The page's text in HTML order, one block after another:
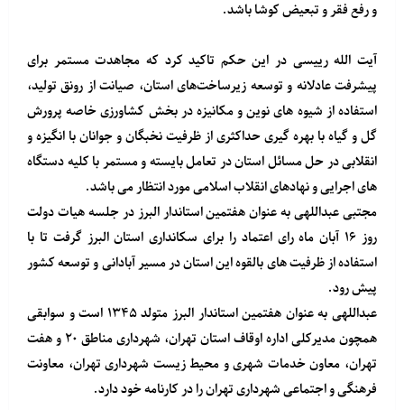
و رفع فقر و تبعیض کوشا باشد.
آیت الله رییسی در این حکم تاکید کرد که مجاهدت مستمر برای
پیشرفت عادلانه و توسعه زیرساخت‌های استان، صیانت از رونق تولید،
استفاده از شیوه های نوین و مکانیزه در بخش کشاورزی خاصه پرورش
گل و گیاه با بهره گیری حداکثری از ظرفیت نخبگان و جوانان با انگیزه و
انقلابی در حل مسائل استان در تعامل بایسته و مستمر با کلیه دستگاه
های اجرایی و نهادهای انقلاب اسلامی مورد انتظار می باشد.
مجتبی عبداللهی به عنوان هفتمین استاندار البرز در جلسه هیات دولت
روز ۱۶ آبان ماه رای اعتماد را برای سکانداری استان البرز گرفت تا با
استفاده از ظرفیت های بالقوه این استان در مسیر آبادانی و توسعه کشور
پیش رود.
عبداللهی به عنوان هفتمین استاندار البرز متولد ۱۳۴۵ است و سوابقی
همچون مدیرکلی اداره اوقاف استان تهران، شهرداری مناطق ۲۰ و هفت
تهران، معاون خدمات شهری و محیط زیست شهرداری تهران، معاونت
فرهنگی و اجتماعی شهرداری تهران را در کارنامه خود دارد.